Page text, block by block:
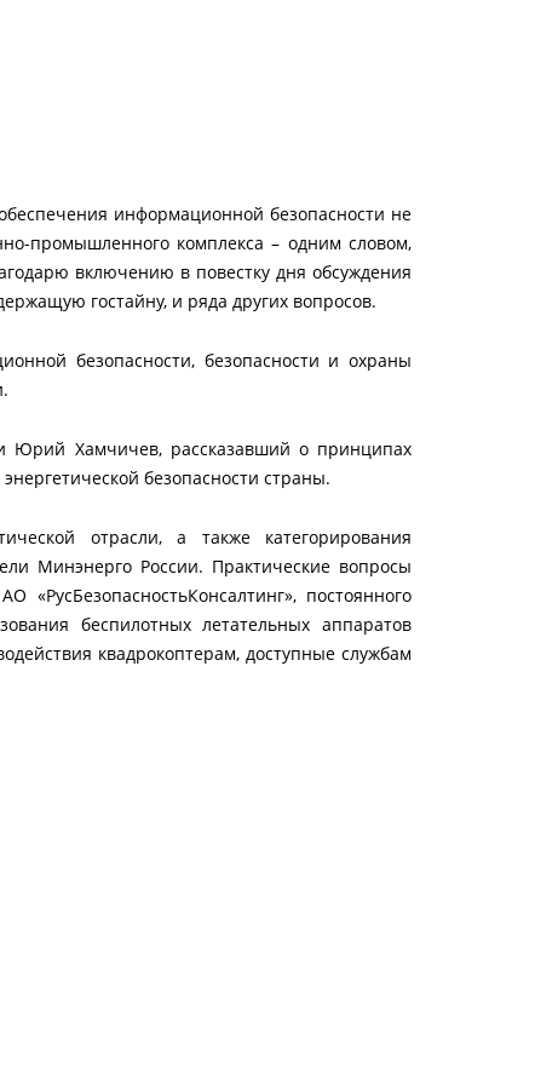
информационной безопасности не
промышленного комплекса – одним словом,
включению в повестку дня обсуждения
гостайну, и ряда других вопросов.
безопасности, безопасности и охраны
Юрий Хамчичев, рассказавший о принципах
безопасности страны.
отрасли, а также категорирования
Минэнерго России. Практические вопросы
постоянного
беспилотных летательных аппаратов
квадрокоптерам, доступные службам